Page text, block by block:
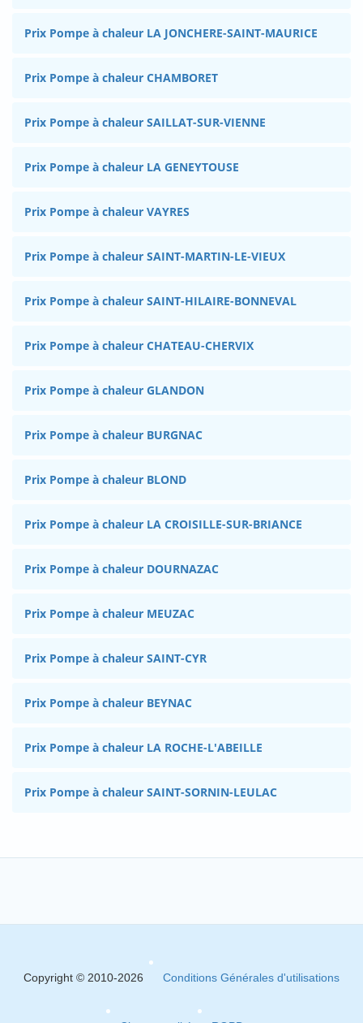
Prix Pompe à chaleur LA JONCHERE-SAINT-MAURICE
Prix Pompe à chaleur CHAMBORET
Prix Pompe à chaleur SAILLAT-SUR-VIENNE
Prix Pompe à chaleur LA GENEYTOUSE
Prix Pompe à chaleur VAYRES
Prix Pompe à chaleur SAINT-MARTIN-LE-VIEUX
Prix Pompe à chaleur SAINT-HILAIRE-BONNEVAL
Prix Pompe à chaleur CHATEAU-CHERVIX
Prix Pompe à chaleur GLANDON
Prix Pompe à chaleur BURGNAC
Prix Pompe à chaleur BLOND
Prix Pompe à chaleur LA CROISILLE-SUR-BRIANCE
Prix Pompe à chaleur DOURNAZAC
Prix Pompe à chaleur MEUZAC
Prix Pompe à chaleur SAINT-CYR
Prix Pompe à chaleur BEYNAC
Prix Pompe à chaleur LA ROCHE-L'ABEILLE
Prix Pompe à chaleur SAINT-SORNIN-LEULAC
Copyright © 2010-2026 Conditions Générales d'utilisations